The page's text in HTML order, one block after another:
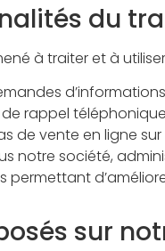
du
à traiter et à
rappel
de vente en ligne sur
notre société,
permettant
sur